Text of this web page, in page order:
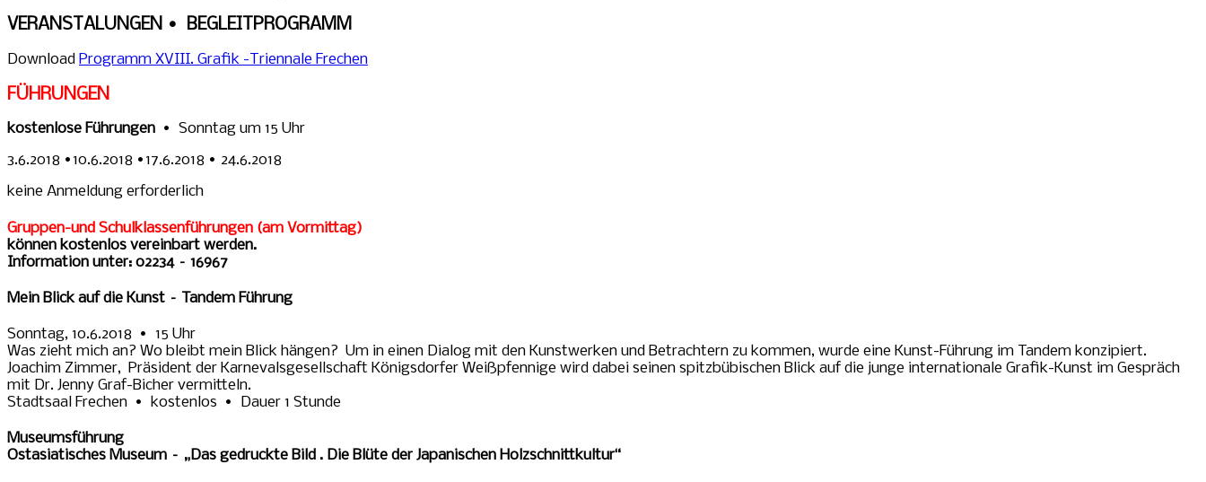
VERANSTALUNGEN • BEGLEITPROGRAMM
Download Programm XVIII. Grafik -Triennale Frechen
FÜHRUNGEN
kostenlose Führungen • Sonntag um 15 Uhr
3.6.2018 •10.6.2018 •17.6.2018 • 24.6.2018
keine Anmeldung erforderlich
Gruppen-und Schulklassenführungen (am Vormittag)
können kostenlos vereinbart werden.
Information unter: 02234 – 16967
Mein Blick auf die Kunst – Tandem Führung
Sonntag, 10.6.2018 • 15 Uhr
Was zieht mich an? Wo bleibt mein Blick hängen? Um in einen Dialog mit den Kunstwerken und Betrachtern zu kommen, wurde eine Kunst-Führung im Tandem konzipiert.
Joachim Zimmer, Präsident der Karnevalsgesellschaft Königsdorfer Weißpfennige wird dabei seinen spitzbübischen Blick auf die junge internationale Grafik-Kunst im Gespräch
mit Dr. Jenny Graf-Bicher vermitteln.
Stadtsaal Frechen • kostenlos • Dauer 1 Stunde
Museumsführung
Ostasiatisches Museum – „Das gedruckte Bild . Die Blüte der Japanischen Holzschnittkultur“